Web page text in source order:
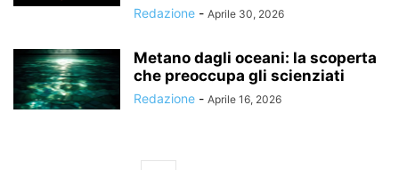
Redazione - Aprile 30, 2026
Metano dagli oceani: la scoperta
che preoccupa gli scienziati
Redazione - Aprile 16, 2026